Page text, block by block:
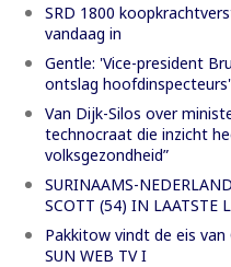
SRD 1800
vandaag in
Gentle: 'Vice-president
ontslag hoofdinspecteurs'
Van Dijk-Silos over
technocraat die inzicht
volksgezondheid”
SURINAAMS-
SCOTT (54) IN LAATSTE
Pakkitow vindt de eis van
SUN WEB TV I